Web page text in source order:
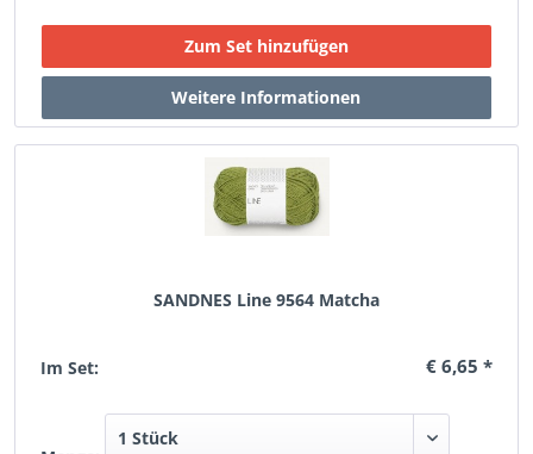
SANDNES Line 9564 Matcha
Im Set: € 6,65 *